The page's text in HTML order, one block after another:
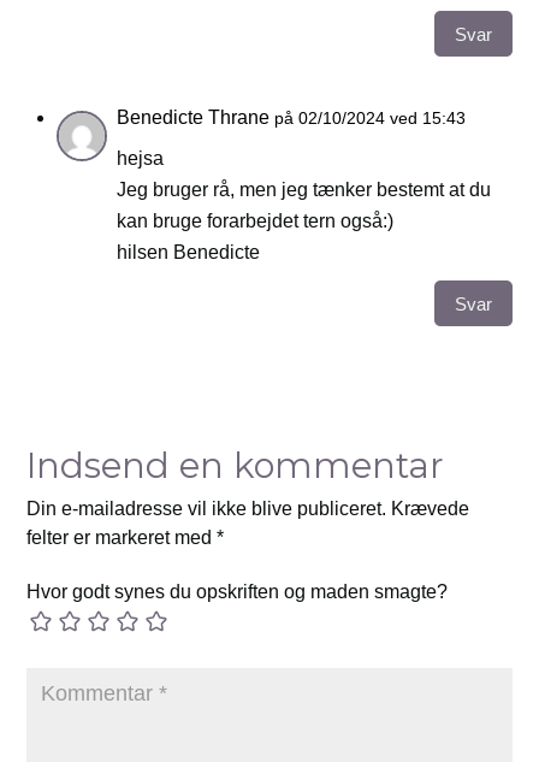
Svar
Benedicte Thrane på 02/10/2024 ved 15:43
hejsa
Jeg bruger rå, men jeg tænker bestemt at du
kan bruge forarbejdet tern også:)
hilsen Benedicte
Svar
Indsend en kommentar
Din e-mailadresse vil ikke blive publiceret. Krævede
felter er markeret med*
Hvor godt synes du opskriften og maden smagte?